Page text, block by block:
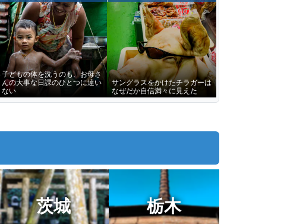
子どもの体を洗うのも、お母さ
んの大事な日課のひとつに違い
ない
サングラスをかけたチラガーは
なぜだか自信満々に見えた
茨城 栃木